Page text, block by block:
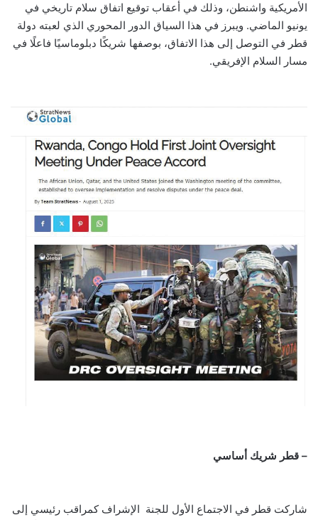
الأمريكية واشنطن، وذلك في أعقاب توقيع اتفاق سلام تاريخي في
يونيو الماضي. ويبرز في هذا السياق الدور المحوري الذي لعبته دولة
قطر في التوصل إلى هذا الاتفاق، بوصفها شريكًا دبلوماسيًا فاعلًا في
مسار السلام الإفريقي.
– قطر شريك أساسي
شاركت قطر في الاجتماع الأول للجنة الإشراف كمراقب رئيسي إلى